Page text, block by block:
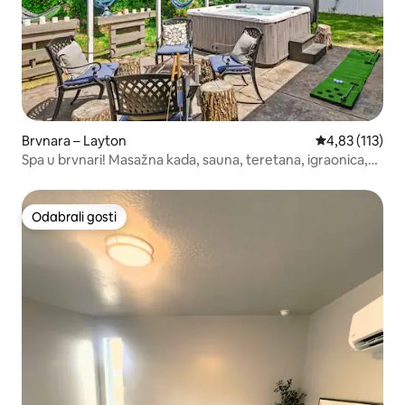
Brvnara – Layton Prosječna
4,83 (113)
Spa u brvnari! Masažna kada, sauna, teretana, igraonica,
Odabrali gosti
Odabrali gosti